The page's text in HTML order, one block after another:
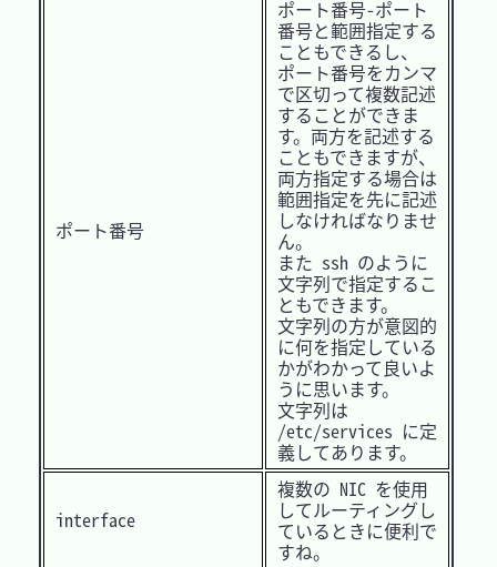
ポート番号
ポート番号-ポート
番号と範囲指定する
こともできるし、
ポート番号をカンマ
で区切って複数記述
することができま
す。両方を記述する
こともできますが、
両方指定する場合は
範囲指定を先に記述
しなければなりませ
ん。
また ssh のように
文字列で指定するこ
ともできます。
文字列の方が意図的
に何を指定している
かがわかって良いよ
うに思います。
文字列は
/etc/services に定
義してあります。
interface
複数の NIC を使用
してルーティングし
ているときに便利で
すね。